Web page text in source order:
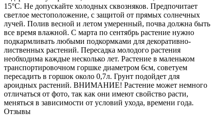
15°С. Не допускайте холодных сквозняков. Предпочитает
светлое местоположение, с защитой от прямых солнечных
лучей. Полив весной и летом умеренный, почва должна быть
все время влажной. С марта по сентябрь растение нужно
подкармливать любыми подкормками для декоративно-
лиственных растений. Пересадка молодого растения
необходима каждые несколько лет. Растение в маленьком
транспортировочном горшке диаметром 6см, советуем
пересадить в горшок около 0,7л. Грунт подойдет для
ароидных растений. ВНИМАНИЕ! Растение может немного
отличаться от фото, так как они имеют свойство расти,
меняться в зависимости от условий ухода, времени года.
Отзывы